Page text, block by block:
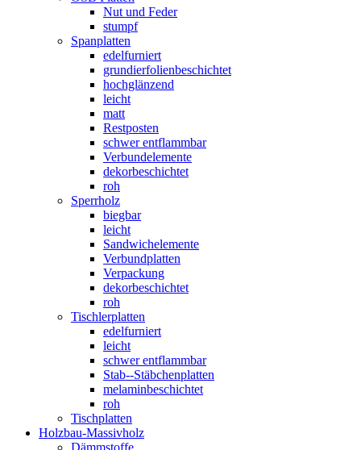
Nut und Feder
stumpf
Spanplatten
edelfurniert
grundierfolienbeschichtet
hochglänzend
leicht
matt
Restposten
schwer entflammbar
Verbundelemente
dekorbeschichtet
roh
Sperrholz
biegbar
leicht
Sandwichelemente
Verbundplatten
Verpackung
dekorbeschichtet
roh
Tischlerplatten
edelfurniert
leicht
schwer entflammbar
Stab--Stäbchenplatten
melaminbeschichtet
roh
Tischplatten
Holzbau-Massivholz
Dämmstoffe